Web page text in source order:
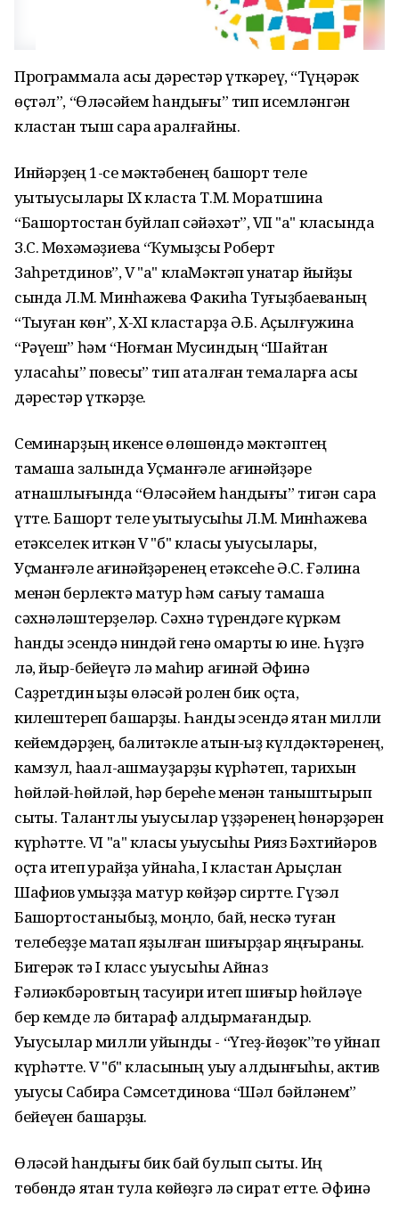
Программала асыҡ дәрестәр үткәреү, “Түңәрәк
өҫтәл”, “Өләсәйем һандығы” тип исемләнгән
кластан тыш сара ҡаралғайны.
Инйәрҙең 1-се мәктәбенең башҡорт теле
уҡытыусылары IX класта Т.М. Моратшина
“Башҡортостан буйлап сәйәхәт”, VII "а" класында
З.С. Мөхәмәҙиева “Ҡумыҙсы Роберт
Заһретдинов”, V "а" клаМәктәп ҡунаҡтар йыйҙы
сында Л.М. Минһажева Факиһа Туғыҙбаеваның
“Тыуған көн”, X-XI кластарҙа Ә.Б. Аҫылғужина
“Рәүеш” һәм “Ноғман Мусиндың “Шайтан
ҡуласаһы” повесы” тип аталған темаларға асыҡ
дәрестәр үткәрҙе.
Семинарҙың икенсе өлөшөндә мәктәптең
тамаша залында Уҫманғәле ағинәйҙәре
ҡатнашлығында “Өләсәйем һандығы” тигән сара
үтте. Башҡорт теле уҡытыусыһы Л.М. Минһажева
етәкселек иткән V "б" класы уҡыусылары,
Уҫманғәле ағинәйҙәренең етәксеһе Ә.С. Ғәлина
менән берлектә матур һәм сағыу тамаша
сәхнәләштерҙеләр. Сәхнә түрендәге күркәм
һандыҡ эсендә ниндәй генә ҡомартҡы юҡ ине. Һүҙгә
лә, йыр-бейеүгә лә маһир ағинәй Әфинә
Саҙретдин ҡыҙы өләсәй ролен бик оҫта,
килештереп башҡарҙы. Һандыҡ эсендә ятҡан милли
кейемдәрҙең, балитәкле ҡатын-ҡыҙ күлдәктәренең,
камзул, һаҡал-ҡашмауҙарҙы күрһәтеп, тарихын
һөйләй-һөйләй, һәр береһе менән таныштырып
сыҡты. Талантлы уҡыусылар үҙҙәренең һөнәрҙәрен
күрһәтте. VI "а" класы уҡыусыһы Рияз Бәхтийәров
оҫта итеп ҡурайҙа уйнаһа, I кластан Арыҫлан
Шафиҡов ҡумыҙҙа матур көйҙәр сиртте. Гүзәл
Башҡортостаныбыҙ, моңло, бай, нескә туған
телебеҙҙе маҡтап яҙылған шиғырҙар яңғыраны.
Бигерәк тә I класс уҡыусыһы Айназ
Ғәлиәкбәровтың тасуири итеп шиғыр һөйләүе
бер кемде лә битараф ҡалдырмағандыр.
Уҡыусылар милли уйынды - “Үгеҙ-йөҙөк”тө уйнап
күрһәтте. V "б" класының уҡыу алдынғыһы, актив
уҡыусы Сабира Сәмсетдинова “Шәл бәйләнем”
бейеүен башҡарҙы.
Өләсәй һандығы бик бай булып сыҡты. Иң
төбөндә ятҡан тула көйөҙгә лә сират етте. Әфинә